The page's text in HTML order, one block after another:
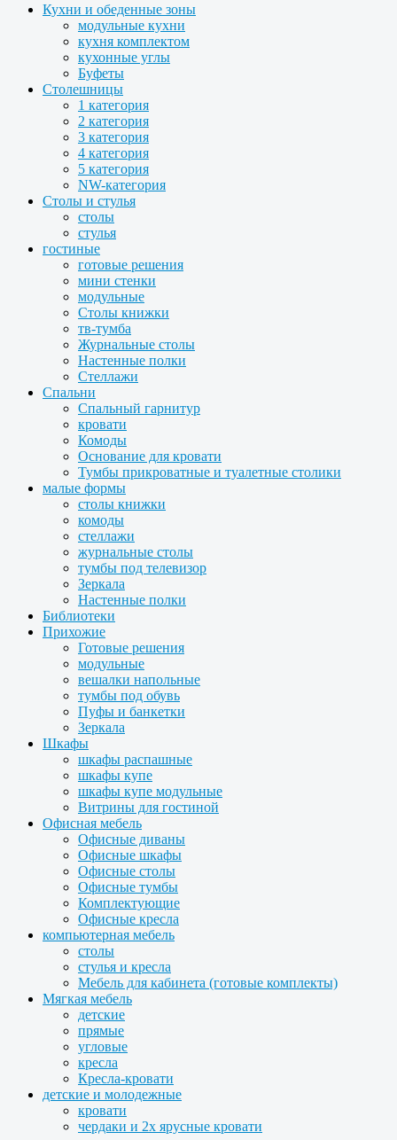
Кухни и обеденные зоны
модульные кухни
кухня комплектом
кухонные углы
Буфеты
Столешницы
1 категория
2 категория
3 категория
4 категория
5 категория
NW-категория
Столы и стулья
столы
стулья
гостиные
готовые решения
мини стенки
модульные
Столы книжки
тв-тумба
Журнальные столы
Настенные полки
Стеллажи
Спальни
Спальный гарнитур
кровати
Комоды
Основание для кровати
Тумбы прикроватные и туалетные столики
малые формы
столы книжки
комоды
стеллажи
журнальные столы
тумбы под телевизор
Зеркала
Настенные полки
Библиотеки
Прихожие
Готовые решения
модульные
вешалки напольные
тумбы под обувь
Пуфы и банкетки
Зеркала
Шкафы
шкафы распашные
шкафы купе
шкафы купе модульные
Витрины для гостиной
Офисная мебель
Офисные диваны
Офисные шкафы
Офисные столы
Офисные тумбы
Комплектующие
Офисные кресла
компьютерная мебель
столы
стулья и кресла
Мебель для кабинета (готовые комплекты)
Мягкая мебель
детские
прямые
угловые
кресла
Кресла-кровати
детские и молодежные
кровати
чердаки и 2х ярусные кровати